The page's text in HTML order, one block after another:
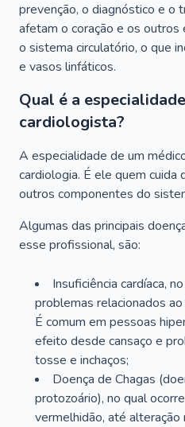
prevenção, o diagnóstico e o
afetam o coração e os
o sistema circulatório, o que
e vasos linfáticos.
Qual é a
cardiologista?
A especialidade de um
cardiologia. É ele quem cuida
outros componentes do
Algumas das principais
esse profissional, são:
Insuficiência cardíaca,
problemas relacionados
É comum em pessoas
efeito desde cansaço e
tosse e inchaços;
Doença de Chagas
protozoário), no qual
vermelhidão, até